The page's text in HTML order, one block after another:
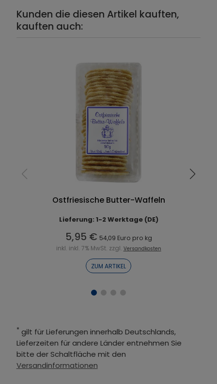
Kunden die diesen Artikel kauften,
kauften auch:
Ostfriesische Butter-Waffeln
Lieferung: 1-2 Werktage (DE)
5,95 € 54,09 Euro pro kg
inkl. inkl. 7% MwSt. zzgl. Versandkosten
ZUM ARTIKEL
* gilt für Lieferungen innerhalb Deutschlands,
Lieferzeiten für andere Länder entnehmen Sie
bitte der Schaltfläche mit den
Versandinformationen